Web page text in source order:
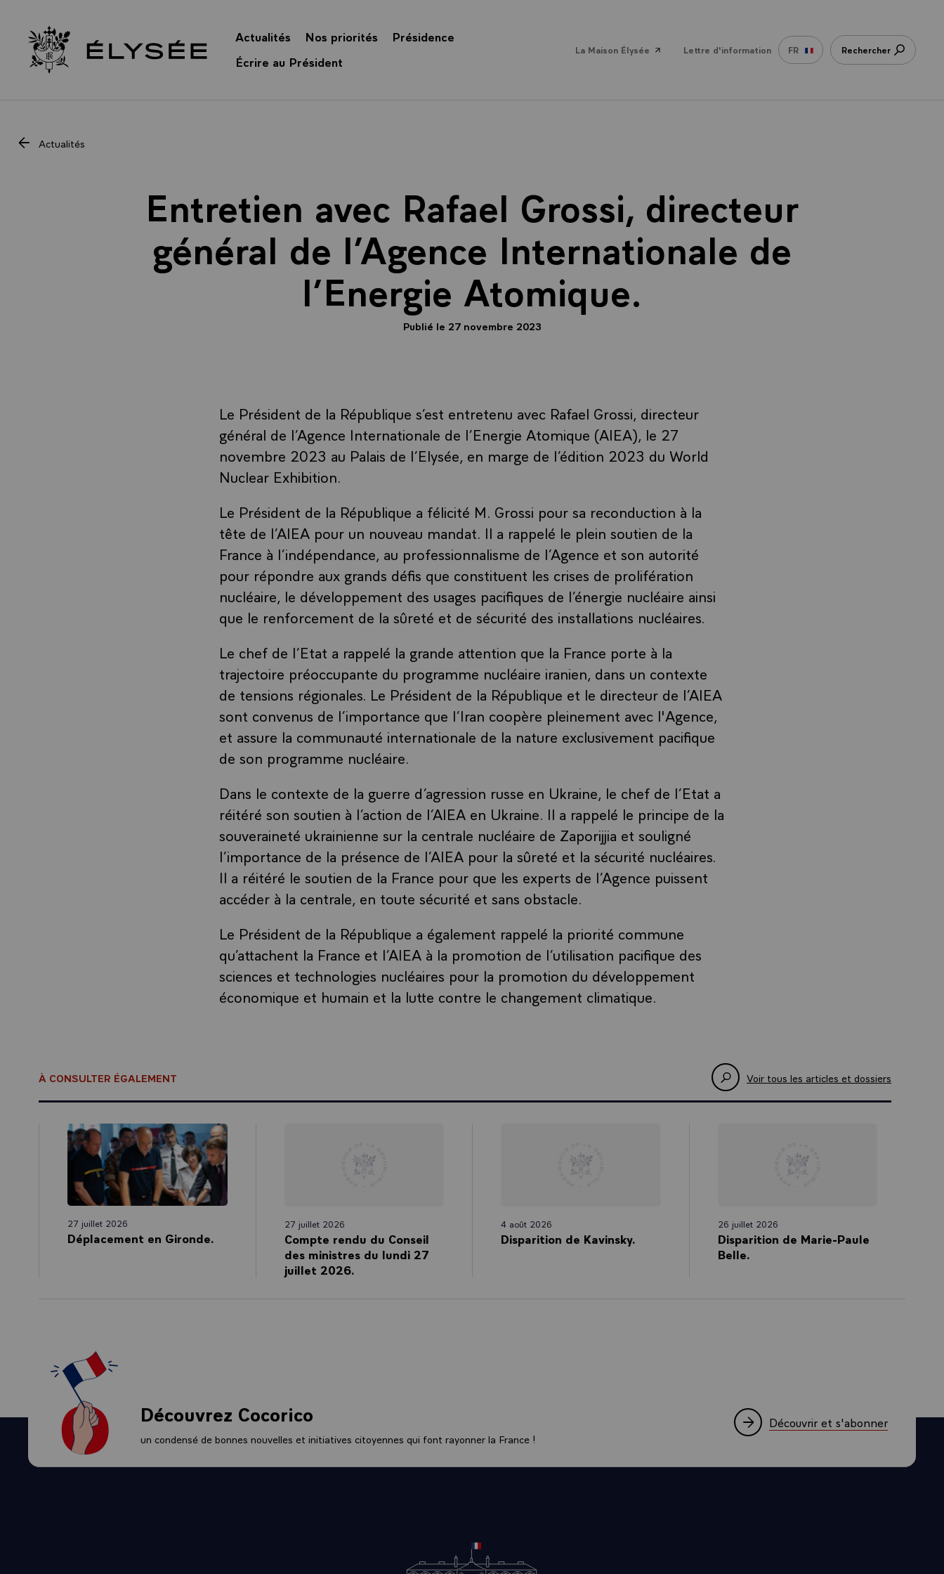
Retour à l’accueil Élysée
Actualités Nos priorités
Présidence
Écrire au Président
La Maison Élysée Lettre d'information FR Rechercher
Actualités
Entretien avec Rafael Grossi, directeur
général de l’Agence Internationale de
l’Energie Atomique.
Publié le 27 novembre 2023
Le Président de la République s’est entretenu avec Rafael Grossi, directeur
général de l’Agence Internationale de l’Energie Atomique (AIEA), le 27
novembre 2023 au Palais de l’Elysée, en marge de l’édition 2023 du World
Nuclear Exhibition.
Le Président de la République a félicité M. Grossi pour sa reconduction à la
tête de l’AIEA pour un nouveau mandat. Il a rappelé le plein soutien de la
France à l’indépendance, au professionnalisme de l’Agence et son autorité
pour répondre aux grands défis que constituent les crises de prolifération
nucléaire, le développement des usages pacifiques de l’énergie nucléaire ainsi
que le renforcement de la sûreté et de sécurité des installations nucléaires.
Le chef de l’Etat a rappelé la grande attention que la France porte à la
trajectoire préoccupante du programme nucléaire iranien, dans un contexte
de tensions régionales. Le Président de la République et le directeur de l’AIEA
sont convenus de l’importance que l’Iran coopère pleinement avec l'Agence,
et assure la communauté internationale de la nature exclusivement pacifique
de son programme nucléaire.
Dans le contexte de la guerre d’agression russe en Ukraine, le chef de l’Etat a
réitéré son soutien à l’action de l’AIEA en Ukraine. Il a rappelé le principe de la
souveraineté ukrainienne sur la centrale nucléaire de Zaporijjia et souligné
l’importance de la présence de l’AIEA pour la sûreté et la sécurité nucléaires.
Il a réitéré le soutien de la France pour que les experts de l’Agence puissent
accéder à la centrale, en toute sécurité et sans obstacle.
Le Président de la République a également rappelé la priorité commune
qu’attachent la France et l’AIEA à la promotion de l’utilisation pacifique des
sciences et technologies nucléaires pour la promotion du développement
économique et humain et la lutte contre le changement climatique.
À CONSULTER ÉGALEMENT Voir tous les articles et dossiers
27 juillet 2026
Déplacement en Gironde.
27 juillet 2026
Compte rendu du Conseil
des ministres du lundi 27
juillet 2026.
4 août 2026
Disparition de Kavinsky.
26 juillet 2026
Disparition de Marie-Paule
Belle.
Découvrez Cocorico
un condensé de bonnes nouvelles et initiatives citoyennes qui font rayonner la France !
Découvrir et s'abonner